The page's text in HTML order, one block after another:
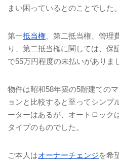
まい困っているとのことでした。
第一抵当権 、第二抵当権、管
り、第二抵当権に関しては、保
で55万円程度の未払いがありま
物件は昭和58年築の5階建ての
ョンと比較すると至ってシンプ
ーターはあるが、オートロック
タイプのものでした。
ご本人はオーナーチェンジを希